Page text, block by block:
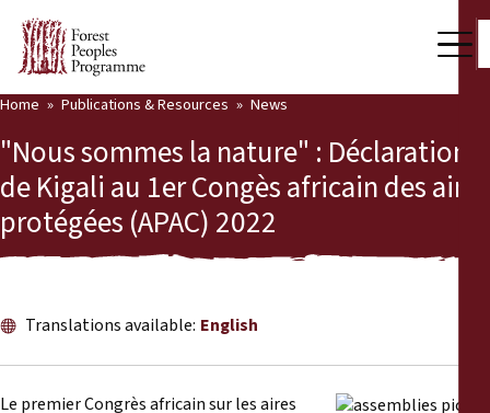
Our Work
Community Voices
Partners & Countries
Publications & Resources
Back
Home Publications & Resources News
"Nous sommes la nature" : Déclaration
de Kigali au 1er Congès africain des aires
protégées (APAC) 2022
Translations available: English
Le premier Congrès africain sur les aires